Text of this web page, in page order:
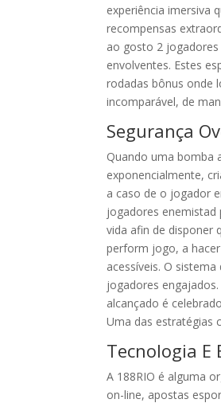
experiência imersiva
recompensas
ao gosto 2
envolventes. Estes
rodadas bônus onde
incomparável, de
Segurança
Quando uma bomba
exponencialmente,
a caso de o jogador
jogadores enemistad
vida afin de disponer
perform jogo, a
acessíveis. O
jogadores
alcançado é
Uma das estratégias
Tecnologia E
A 188RIO é alguma
on-line, apostas